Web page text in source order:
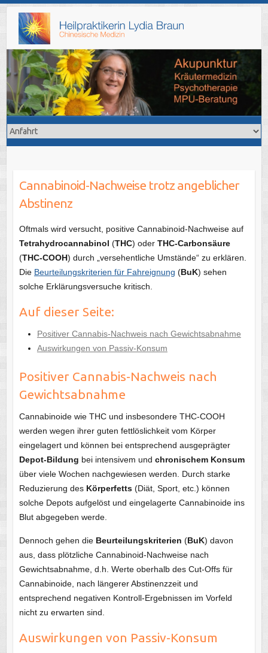
content
Cannabinoid-Nachweise trotz angeblicher
Abstinenz
Oftmals wird versucht, positive Cannabinoid-Nachweise auf
Tetrahydrocannabinol (THC) oder THC-Carbonsäure
(THC-COOH) durch „versehentliche Umstände“ zu erklären.
Die Beurteilungskriterien für Fahreignung (BuK) sehen
solche Erklärungsversuche kritisch.
Auf dieser Seite:
Positiver Cannabis-Nachweis nach Gewichtsabnahme
Auswirkungen von Passiv-Konsum
Positiver Cannabis-Nachweis nach
Gewichtsabnahme
Cannabinoide wie THC und insbesondere THC-COOH
werden wegen ihrer guten fettlöslichkeit vom Körper
eingelagert und können bei entsprechend ausgeprägter
Depot-Bildung bei intensivem und chronischem Konsum
über viele Wochen nachgewiesen werden. Durch starke
Reduzierung des Körperfetts(Diät, Sport, etc.) können
solche Depots aufgelöst und eingelagerte Cannabinoide ins
Blut abgegeben werde.
Dennoch gehen die Beurteilungskriterien (BuK) davon
aus, dass plötzliche Cannabinoid-Nachweise nach
Gewichtsabnahme, d.h. Werte oberhalb des Cut-Offs für
Cannabinoide, nach längerer Abstinenzzeit und
entsprechend negativen Kontroll-Ergebnissen im Vorfeld
nicht zu erwarten sind.
Auswirkungen von Passiv-Konsum